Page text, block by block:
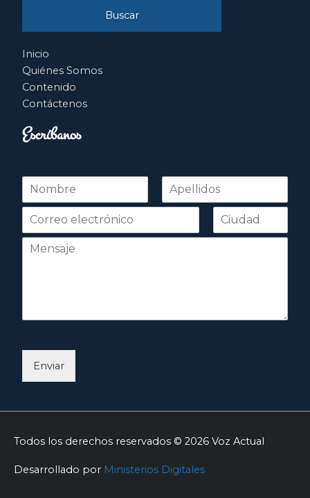
Inicio
Quiénes Somos
Contenido
Contáctenos
Escríbanos
N
m
r
Nombre Apellidos
Enviar
Todos los derechos reservados © 2026 Voz Actual
Desarrollado por Ministerios Digitales